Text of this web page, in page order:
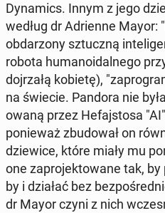
Dy­na­mics. Innym z jego
według dr Ad­rien­ne Mayor:
ob­da­rzo­ny sztucz­ną
robota hu­ma­no­idal­ne­go
doj­rza­łą kobietę),
na świecie. Pandora nie
owa­ną przez He­faj­sto­sa
po­nie­waż zbu­do­wał on
dzie­wi­ce, które miały mu
one za­pro­jek­to­wa­ne tak,
by i działać bez
dr Mayor czyni z nich